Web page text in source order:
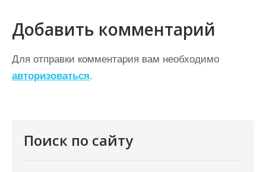
а
ц
и
я
Добавить комментарий
Для отправки комментария вам необходимо
авторизоваться.
Поиск по сайту